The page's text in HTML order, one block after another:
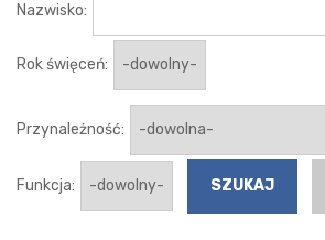
Nazwisko:
Rok święceń:
Przynależność:
Funkcja: